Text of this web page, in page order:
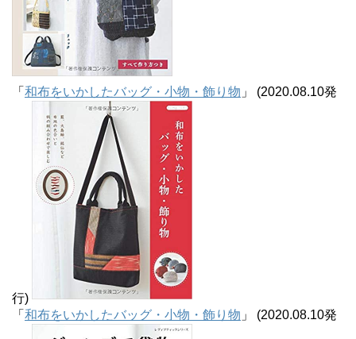
「 和布をいかしたバッグ・小物・飾り物 」 (2020.08.10発
行)
「 和布をいかしたバッグ・小物・飾り物 」 (2020.08.10発